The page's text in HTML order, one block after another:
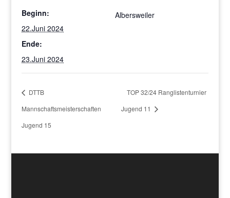
Beginn:
22.Juni 2024
Ende:
23.Juni 2024
Albersweiler
DTTB
Mannschaftsmeisterschaften
Jugend 15
TOP 32/24 Ranglistenturnier
Jugend 11